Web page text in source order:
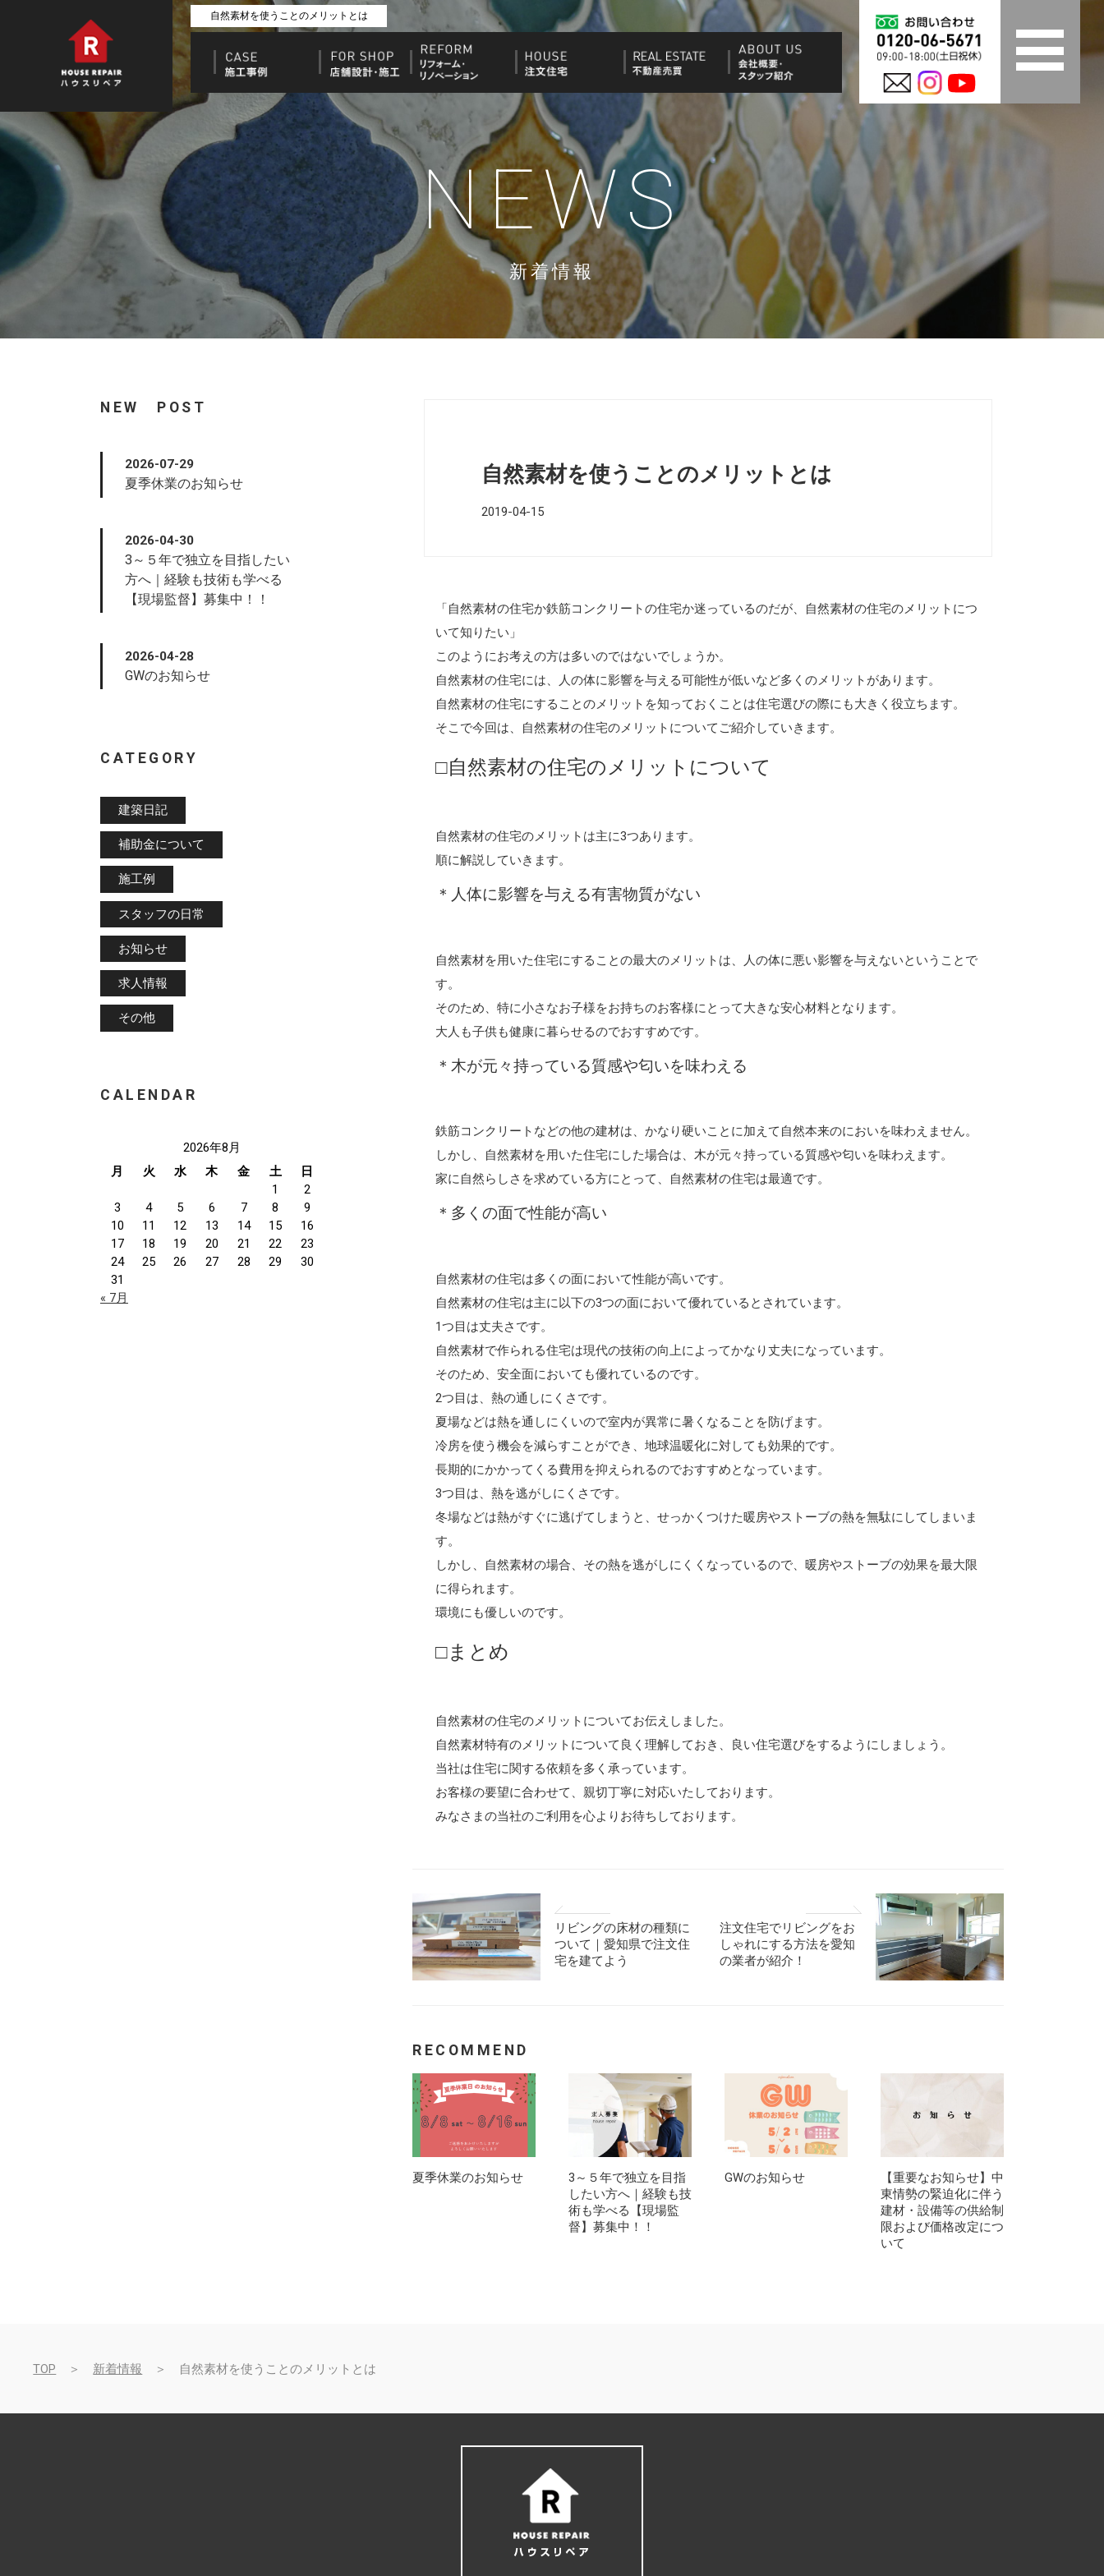
自然素材を使うことのメリットとは
NEWS
新着情報
自然素材を使うことのメリットとは
2019-04-15
「自然素材の住宅か鉄筋コンクリートの住宅か迷っているのだが、自然素材の住宅のメリットにつ
いて知りたい」
このようにお考えの方は多いのではないでしょうか。
自然素材の住宅には、人の体に影響を与える可能性が低いなど多くのメリットがあります。
自然素材の住宅にすることのメリットを知っておくことは住宅選びの際にも大きく役立ちます。
そこで今回は、自然素材の住宅のメリットについてご紹介していきます。
□自然素材の住宅のメリットについて
自然素材の住宅のメリットは主に3つあります。
順に解説していきます。
＊人体に影響を与える有害物質がない
自然素材を用いた住宅にすることの最大のメリットは、人の体に悪い影響を与えないということで
す。
そのため、特に小さなお子様をお持ちのお客様にとって大きな安心材料となります。
大人も子供も健康に暮らせるのでおすすめです。
＊木が元々持っている質感や匂いを味わえる
鉄筋コンクリートなどの他の建材は、かなり硬いことに加えて自然本来のにおいを味わえません。
しかし、自然素材を用いた住宅にした場合は、木が元々持っている質感や匂いを味わえます。
家に自然らしさを求めている方にとって、自然素材の住宅は最適です。
＊多くの面で性能が高い
自然素材の住宅は多くの面において性能が高いです。
自然素材の住宅は主に以下の3つの面において優れているとされています。
1つ目は丈夫さです。
自然素材で作られる住宅は現代の技術の向上によってかなり丈夫になっています。
そのため、安全面においても優れているのです。
2つ目は、熱の通しにくさです。
夏場などは熱を通しにくいので室内が異常に暑くなることを防げます。
冷房を使う機会を減らすことができ、地球温暖化に対しても効果的です。
長期的にかかってくる費用を抑えられるのでおすすめとなっています。
3つ目は、熱を逃がしにくさです。
冬場などは熱がすぐに逃げてしまうと、せっかくつけた暖房やストーブの熱を無駄にしてしまいま
す。
しかし、自然素材の場合、その熱を逃がしにくくなっているので、暖房やストーブの効果を最大限
に得られます。
環境にも優しいのです。
□まとめ
自然素材の住宅のメリットについてお伝えしました。
自然素材特有のメリットについて良く理解しておき、良い住宅選びをするようにしましょう。
当社は住宅に関する依頼を多く承っています。
お客様の要望に合わせて、親切丁寧に対応いたしております。
みなさまの当社のご利用を心よりお待ちしております。
リビングの床材の種類に
ついて｜愛知県で注文住
宅を建てよう
注文住宅でリビングをお
しゃれにする方法を愛知
の業者が紹介！
RECOMMEND
夏季休業のお知らせ
3～５年で独立を目指
したい方へ｜経験も技
術も学べる【現場監
督】募集中！！
GWのお知らせ
【重要なお知らせ】中
東情勢の緊迫化に伴う
建材・設備等の供給制
限および価格改定につ
いて
NEW POST
2026-07-29
夏季休業のお知らせ
2026-04-30
3～５年で独立を目指したい
方へ｜経験も技術も学べる
【現場監督】募集中！！
2026-04-28
GWのお知らせ
CATEGORY
建築日記
補助金について
施工例
スタッフの日常
お知らせ
求人情報
その他
CALENDAR
2026年8月
月
火 水 木 金 土
日
1
2
3
4 5 6 7 8
9
10
11 12 13 14 15
16
17
18 19 20 21 22
23
24
25 26 27 28 29
30
31
« 7月
TOP ＞ 新着情報 ＞ 自然素材を使うことのメリットとは